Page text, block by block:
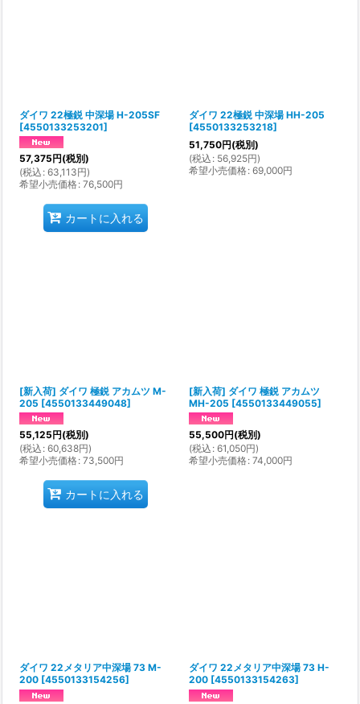
ダイワ 22極鋭 中深場 H-205SF
[4550133253201]
57,375円(税別)
(税込 : 63,113円)
希望小売価格: 76,500円
カートに入れる
ダイワ 22極鋭 中深場 HH-205
[4550133253218]
51,750円(税別)
(税込 : 56,925円)
希望小売価格: 69,000円
[新入荷] ダイワ 極鋭 アカムツ M-
205 [4550133449048]
55,125円(税別)
(税込 : 60,638円)
希望小売価格: 73,500円
カートに入れる
[新入荷] ダイワ 極鋭 アカムツ
MH-205 [4550133449055]
55,500円(税別)
(税込 : 61,050円)
希望小売価格: 74,000円
ダイワ 22メタリア中深場 73 M-
200 [4550133154256]
ダイワ 22メタリア中深場 73 H-
200 [4550133154263]